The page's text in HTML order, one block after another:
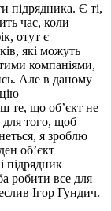
підрядника. Є ті,
час, коли
отут є
які можуть
компаніями,
Але в даному
те, що об’єкт не
для того, щоб
я зроблю
об’єкт
підрядник
робити все для
Ігор Гундич.